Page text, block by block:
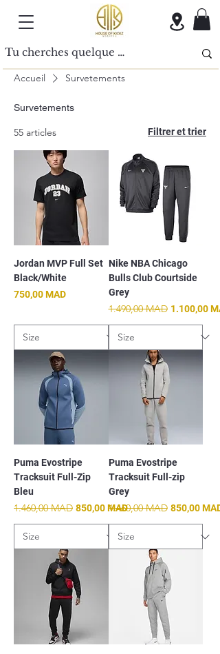
Accueil Survetements
Survetements
55 articles Filtrer et trier
Jordan MVP Full Set
Black/White
Prix
750,00 MAD
Nike NBA Chicago
Bulls Club Courtside
Grey
Prix original
1.490,00 MAD Prix
1.100,00
Puma Evostripe
Tracksuit Full-Zip
Bleu
Prix original
1.460,00 MAD Prix promotionnel
850,00 MAD
Puma Evostripe
Tracksuit Full-zip
Grey
Prix original
1.460,00 MAD Prix
850,00 MAD